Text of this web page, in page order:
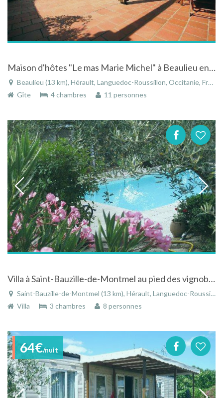
Maison d'hôtes "Le mas Marie Michel" à Beaulieu en Languedoc avec piscine et vue sur le pic Saint-Lo
Beaulieu (13 km), Hérault, Languedoc-Roussillon, Occitanie, France
Gîte
4 chambres 11 personnes
Villa à Saint-Bauzille-de-Montmel au pied des vignobles du pic sait loup avec piscine
Saint-Bauzille-de-Montmel (13 km), Hérault, Languedoc-Roussillon, Occitanie, France
Villa
3 chambres 8 personnes
64€/nuit